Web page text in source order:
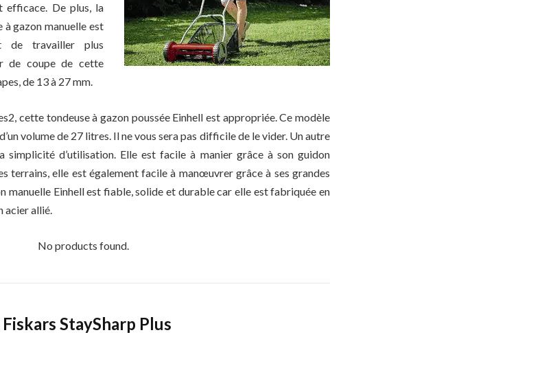
efficace. De plus, la
gazon manuelle est
de travailler plus
de coupe de cette
de 13 à 27 mm.
cette tondeuse à gazon poussée Einhell est appropriée. Ce modèle
volume de 27 litres. Il ne vous sera pas difficile de le vider. Un autre
simplicité d’utilisation. Elle est facile à manier grâce à son guidon
terrains, elle est également facile à manœuvrer grâce à ses grandes
manuelle Einhell est fiable, solide et durable car elle est fabriquée en
acier allié.
No products found.
StaySharp Plus